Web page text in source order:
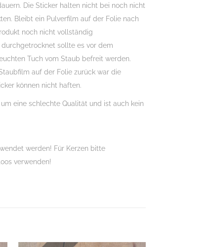
Die Sticker halten nicht bei noch nicht
Bleibt ein Pulverfilm auf der Folie nach
noch nicht vollständig
sollte es vor dem
Tuch vom Staub befreit werden.
auf der Folie zurück war die
können nicht haften.
eine schlechte Qualität und ist auch kein
werden! Für Kerzen bitte
verwenden!